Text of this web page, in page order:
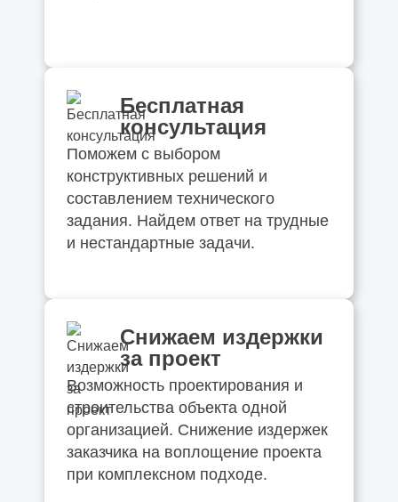
Бесплатная
консультация
Поможем с выбором
конструктивных решений и
составлением технического
задания. Найдем ответ на трудные
и нестандартные задачи.
Снижаем издержки
за проект
Возможность проектирования и
строительства объекта одной
организацией. Снижение издержек
заказчика на воплощение проекта
при комплексном подходе.